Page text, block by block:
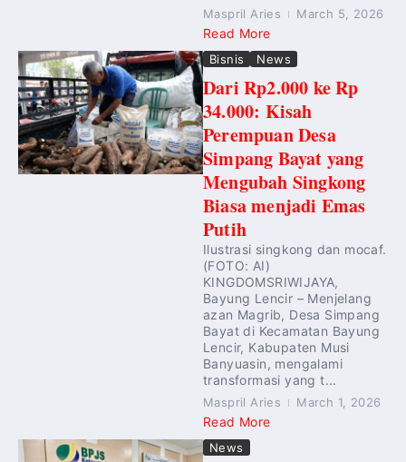
Maspril Aries March 5, 2026
Read More
Bisnis News
Dari Rp2.000 ke Rp
34.000: Kisah
Perempuan Desa
Simpang Bayat yang
Mengubah Singkong
Biasa menjadi Emas
Putih
Ilustrasi singkong dan mocaf.
(FOTO: AI)
KINGDOMSRIWIJAYA,
Bayung Lencir – Menjelang
azan Magrib, Desa Simpang
Bayat di Kecamatan Bayung
Lencir, Kabupaten Musi
Banyuasin, mengalami
transformasi yang t...
Maspril Aries March 1, 2026
Read More
News